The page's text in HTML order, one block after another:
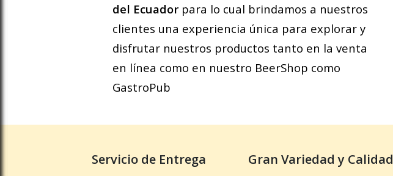
del Ecuadorpara lo cual brindamos a nuestros
clientes una experiencia única para explorar y
disfrutar nuestros productos tanto en la venta
en línea como en nuestro BeerShop como
GastroPub
Servicio de Entrega Gran Variedad y Calidad